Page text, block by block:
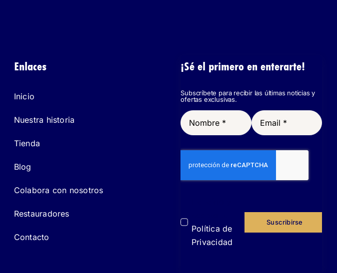
Enlaces
Inicio
Nuestra historia
Tienda
Blog
Colabora con nosotros
Restauradores
Contacto
¡Sé el primero en enterarte!
Subscríbete para recibir las últimas noticias y
ofertas exclusivas.
Política de
Privacidad
Suscribirse